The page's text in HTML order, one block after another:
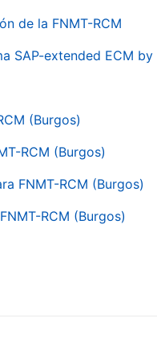
de la FNMT-RCM
SAP-extended ECM by
(Burgos)
RCM (Burgos)
FNMT-RCM (Burgos)
RCM (Burgos)